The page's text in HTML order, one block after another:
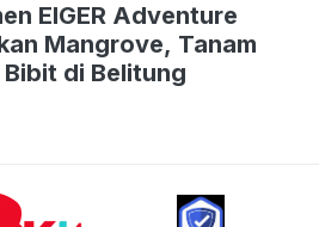
EIGER Adventure
Mangrove, Tanam
di Belitung